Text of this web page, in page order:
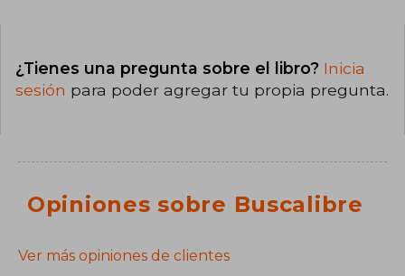
¿Tienes una pregunta sobre el libro? Inicia
sesión para poder agregar tu propia pregunta.
Opiniones sobre Buscalibre
Ver más opiniones de clientes